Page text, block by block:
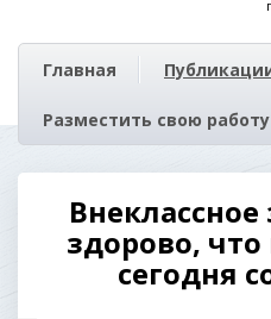
Главная
Разместить свою работу
здорово,
сегодня